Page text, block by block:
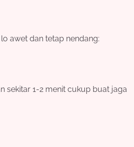
awet dan tetap nendang:
sekitar 1-2 menit cukup buat jaga